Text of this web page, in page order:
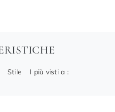
Stile I più visti a :